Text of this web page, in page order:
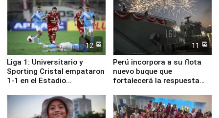
12
Liga 1: Universitario y
Sporting Cristal empataron
1-1 en el Estadio
11
Perú incorpora a su flota
nuevo buque que
fortalecerá la respuesta